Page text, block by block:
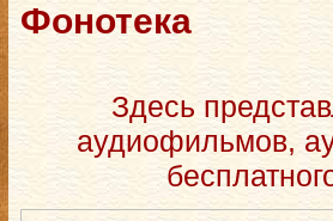
Фонотека
Здесь
аудиофильмов,